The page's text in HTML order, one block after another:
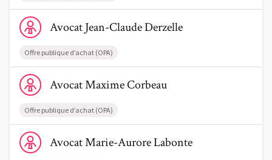
Voir le profil de AvocatJean-Claude Derzelle
AvocatJean-ClaudeDerzelle
Offre publique d’achat (OPA)
Voir le profil de AvocatMaxime Corbeau
AvocatMaximeCorbeau
Offre publique d’achat (OPA)
Voir le profil de AvocatMarie-Aurore Labonte
AvocatMarie-AuroreLabonte